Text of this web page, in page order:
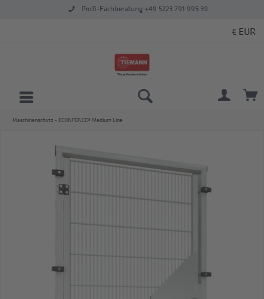
Profi-Fachberatung +49 5223 791 995 39
Maschinenschutz - ECONFENCE® Medium Line